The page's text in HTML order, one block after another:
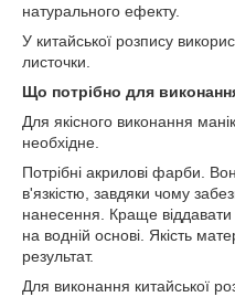
натурального ефекту.
У китайської розпису
листочки.
Що потрібно для
Для якісного виконання
необхідне.
Потрібні акрилові фарби.
в'язкістю, завдяки чому
нанесення. Краще
на водній основі. Якість
результат.
Для виконання китайської